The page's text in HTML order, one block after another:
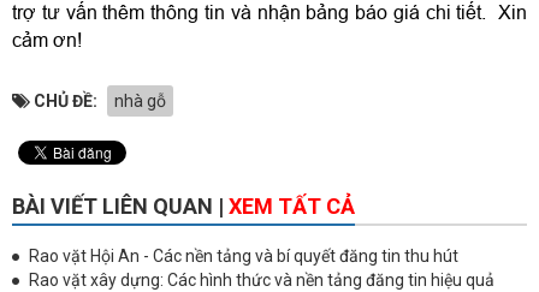
trợ tư vấn thêm thông tin và nhận bảng báo giá chi tiết.  Xin
cảm ơn!
CHỦ ĐỀ: nhà gỗ
BÀI VIẾT LIÊN QUAN | XEM TẤT CẢ
Rao vặt Hội An - Các nền tảng và bí quyết đăng tin thu hút
Rao vặt xây dựng: Các hình thức và nền tảng đăng tin hiệu quả